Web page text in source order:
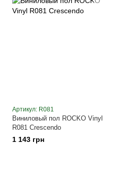
Артикул: R081
Виниловый пол ROCKO Vinyl
R081 Crescendo
1 143 грн